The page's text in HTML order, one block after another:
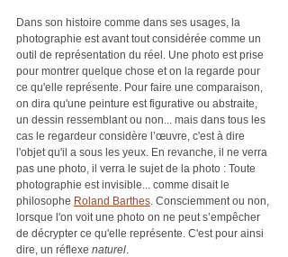
Dans son histoire comme dans ses usages, la
photographie est avant tout considérée comme un
outil de représentation du réel. Une photo est prise
pour montrer quelque chose et on la regarde pour
ce qu'elle représente. Pour faire une comparaison,
on dira qu'une peinture est figurative ou abstraite,
un dessin ressemblant ou non... mais dans tous les
cas le regardeur considère l’œuvre, c'est à dire
l'objet qu'il a sous les yeux. En revanche, il ne verra
pas une photo, il verra le sujet de la photo : Toute
photographie est invisible... comme disait le
philosophe Roland Barthes. Consciemment ou non,
lorsque l'on voit une photo on ne peut s’empêcher
de décrypter ce qu'elle représente. C'est pour ainsi
dire, un réflexe naturel.